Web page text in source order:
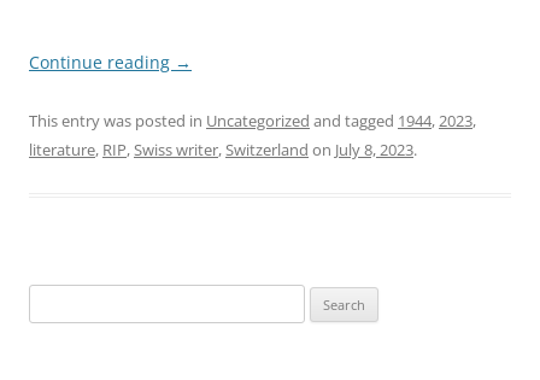
Continue reading →
This entry was posted in Uncategorized and tagged 1944,2023,
literature, RIP,Swiss writer,Switzerland on July 8, 2023.
for: